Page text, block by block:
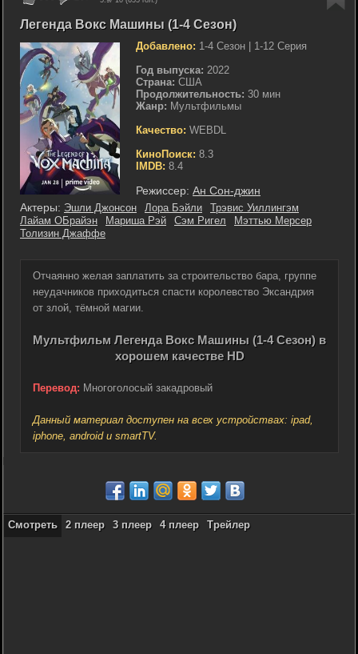
Легенда Вокс Машины (1-4 Сезон)
Добавлено: 1-4 Сезон | 1-12 Серия
Год выпуска: 2022
Страна: США
Продолжительность: 30 мин
Жанр: Мультфильмы
Качество: WEBDL
КиноПоиск: 8.3
IMDB: 8.4
Режиссер: Ан Сон-джин
Актеры: Эшли Джонсон Лора Бэйли
Трэвис Уиллингэм
Лайам ОБрайэн
Мариша Рэй Сэм Ригел
Мэттью Мерсер
Толизин Джаффе
Отчаянно желая заплатить за строительство бара, группе
неудачников приходиться спасти королевство Эксандрия
от злой, тёмной магии.
Мультфильм Легенда Вокс Машины (1-4 Сезон) в
хорошем качестве HD
Перевод: Многоголосый закадровый
Данный материал доступен на всех устройствах: ipad,
iphone, android и smartTV.
Смотреть 2 плеер 3 плеер 4 плеер Трейлер